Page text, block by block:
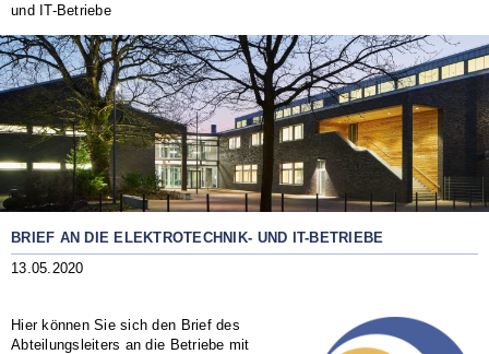
und IT-Betriebe
BRIEF AN DIE ELEKTROTECHNIK- UND IT-BETRIEBE
13.05.2020
Hier können Sie sich den Brief des
Abteilungsleiters an die Betriebe mit